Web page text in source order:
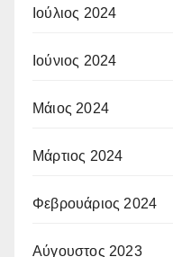
Ιούλιος 2024
Ιούνιος 2024
Μάιος 2024
Μάρτιος 2024
Φεβρουάριος 2024
Αύγουστος 2023